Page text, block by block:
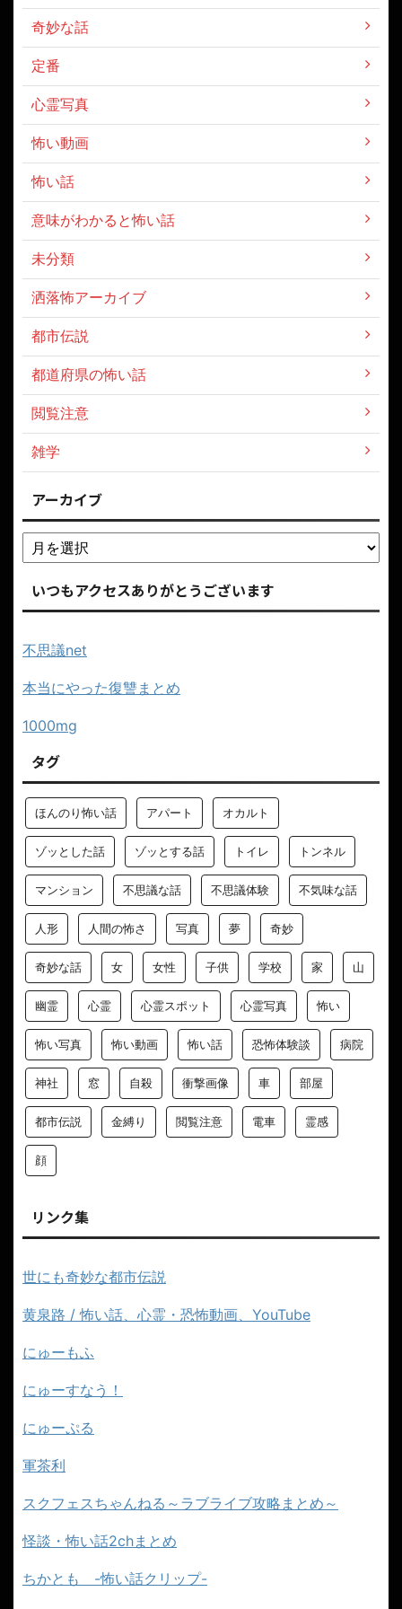
奇妙な話
定番
心霊写真
怖い動画
怖い話
意味がわかると怖い話
未分類
洒落怖アーカイブ
都市伝説
都道府県の怖い話
閲覧注意
雑学
アーカイブ
いつもアクセスありがとうございます
不思議net
本当にやった復讐まとめ
1000mg
タグ
ほんのり怖い話 アパート オカルト
ゾッとした話 ゾッとする話 トイレ トンネル
マンション 不思議な話 不思議体験 不気味な話
人形 人間の怖さ 写真 夢 奇妙
奇妙な話 女 女性 子供 学校 家 山
幽霊 心霊 心霊スポット 心霊写真 怖い
怖い写真 怖い動画 怖い話 恐怖体験談 病院
神社 窓 自殺 衝撃画像 車 部屋
都市伝説 金縛り 閲覧注意 電車 霊感
顔
リンク集
世にも奇妙な都市伝説
黄泉路 / 怖い話、心霊・恐怖動画、YouTube
にゅーもふ
にゅーすなう！
にゅーぷる
軍茶利
スクフェスちゃんねる～ラブライブ攻略まとめ～
怪談・怖い話2chまとめ
ちかとも -怖い話クリップ-